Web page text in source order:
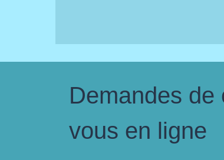
Demandes
vous en ligne